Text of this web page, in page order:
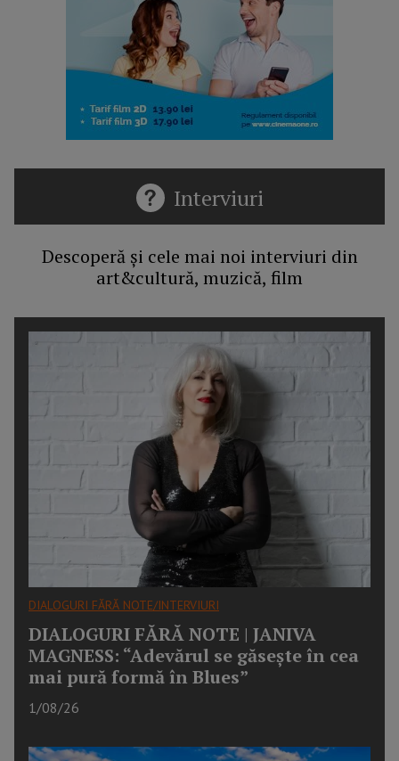
Interviuri
Descoperă și cele mai noi interviuri din
art&cultură, muzică, film
DIALOGURI FĂRĂ NOTE/INTERVIURI
DIALOGURI FĂRĂ NOTE | JANIVA
MAGNESS: “Adevărul se găseşte în cea
mai pură formă în Blues”
1/08/26